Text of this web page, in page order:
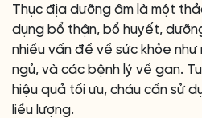
Thục địa dưỡng âm là một
dụng bổ thận, bổ huyết,
nhiều vấn đề về sức khỏe như
ngủ, và các bệnh lý về gan.
hiệu quả tối ưu, cháu cần sử
liều lượng.